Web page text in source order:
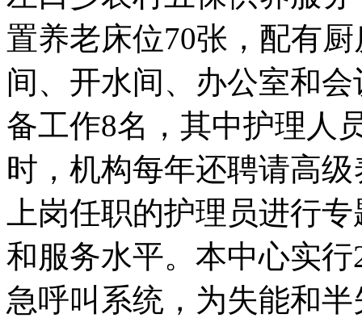
置养老床位70张，配有
间、开水间、办公室和
备工作8名，其中护理人
时，机构每年还聘请高
上岗任职的护理员进行
和服务水平。本中心实
急呼叫系统，为失能和